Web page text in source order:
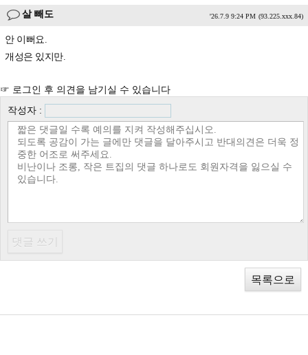
살 빼도 '26.7.9 9:24 PM (93.225.xxx.84)
안 이뻐요.
개성은 있지만.
☞ 로그인 후 의견을 남기실 수 있습니다
작성자 :
목록으로